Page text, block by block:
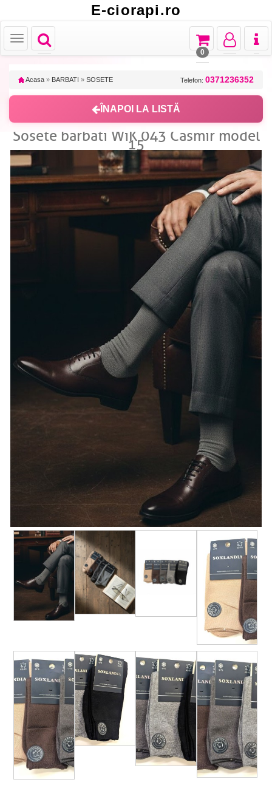
E-ciorapi.ro
Toggle
navigation
Toggle
Toggle
navigation
Toggle
navigation
Toggle
navigation
0
Acasa » BARBATI » SOSETE Telefon: 0371236352
ÎNAPOI LA LISTĂ
Sosete barbati WiK 043 Casmir model
15